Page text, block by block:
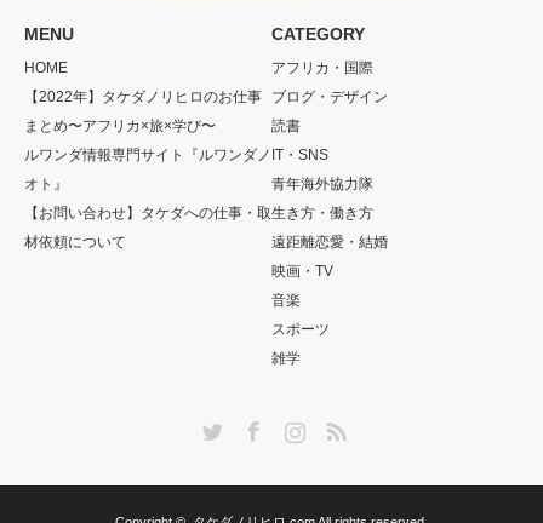
MENU
HOME
【2022年】タケダノリヒロのお仕事
まとめ〜アフリカ×旅×学び〜
ルワンダ情報専門サイト『ルワンダノ
オト』
【お問い合わせ】タケダへの仕事・取
材依頼について
CATEGORY
アフリカ・国際
ブログ・デザイン
読書
IT・SNS
青年海外協力隊
生き方・働き方
遠距離恋愛・結婚
映画・TV
音楽
スポーツ
雑学